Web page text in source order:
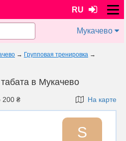
RU
Мукачево
→ Групповая тренировка →
в Мукачево
200 ₴ На карте
S